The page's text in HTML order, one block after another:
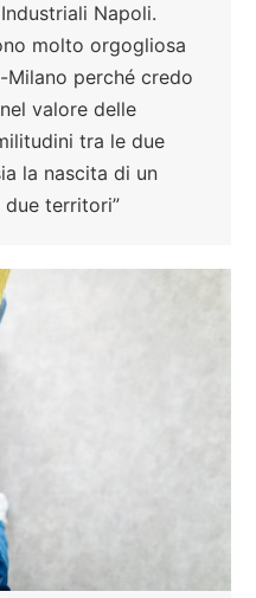
Napoli.
molto orgogliosa
perché credo
valore delle
tra le due
la nascita di un
territori”